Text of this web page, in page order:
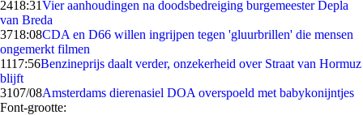
2418:31Vier aanhoudingen na doodsbedreiging burgemeester Depla
van Breda
3718:08CDA en D66 willen ingrijpen tegen 'gluurbrillen' die mensen
ongemerkt filmen
1117:56Benzineprijs daalt verder, onzekerheid over Straat van Hormuz
blijft
3107/08Amsterdams dierenasiel DOA overspoeld met babykonijntjes
Font-grootte: